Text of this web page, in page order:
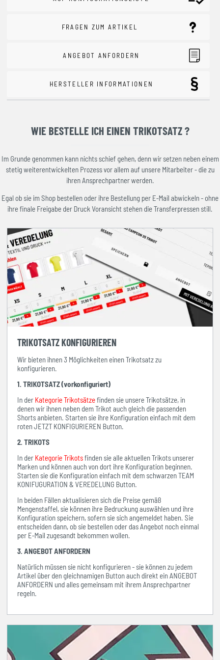
FRAGEN ZUM ARTIKEL
ANGEBOT ANFORDERN
HERSTELLER INFORMATIONEN
WIE BESTELLE ICH EINEN TRIKOTSATZ ?
Im Grunde genommen kann nichts schief gehen, denn wir setzen neben einem
stetig weiterentwickelten Prozess vor allem auf unsere Mitarbeiter - die zu
ihren Ansprechpartner werden.
Egal ob sie im Shop bestellen oder ihre Bestellung per E-Mail abwickeln - ohne
ihre finale Freigabe der Druck Voransicht stehen die Transferpressen still.
TRIKOTSATZ KONFIGURIEREN
Wir bieten ihnen 3 Möglichkeiten einen Trikotsatz zu
konfigurieren.
1. TRIKOTSATZ (vorkonfiguriert)
In der Kategorie Trikotsätzefinden sie unsere Trikotsätze, in
denen wir ihnen neben dem Trikot auch gleich die passenden
Shorts anbieten. Starten sie ihre Konfiguration einfach mit dem
roten JETZT KONFIGURIEREN Button.
2. TRIKOTS
In der Kategorie Trikotsfinden sie alle aktuellen Trikots unserer
Marken und können auch von dort ihre Konfiguration beginnen.
Starten sie die Konfiguration einfach mit dem schwarzen TEAM
KONIFUGURATION & VEREDELUNG Button.
In beiden Fällen aktualisieren sich die Preise gemäß
Mengenstaffel, sie können ihre Bedruckung auswählen und ihre
Konfiguration speichern, sofern sie sich angemeldet haben. Sie
entscheiden dann, ob sie bestellen oder das Angebot noch einmal
per E-Mail zugesandt bekommen wollen.
3. ANGEBOT ANFORDERN
Natürlich müssen sie nicht konfigurieren - sie können zu jedem
Artikel über den gleichnamigen Button auch direkt ein ANGEBOT
ANFORDERN und alles gemeinsam mit ihrem Ansprechpartner
regeln.